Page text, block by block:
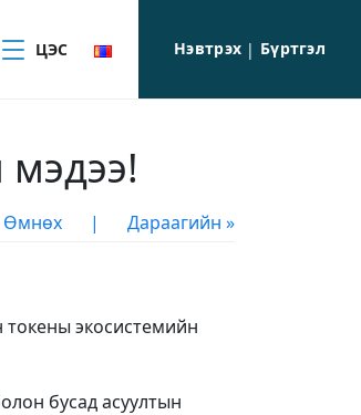
ЦЭС Нэвтрэх | Бүртгэл
Өмнөх | Дараагийн »
экосистемийн
бусад асуултын